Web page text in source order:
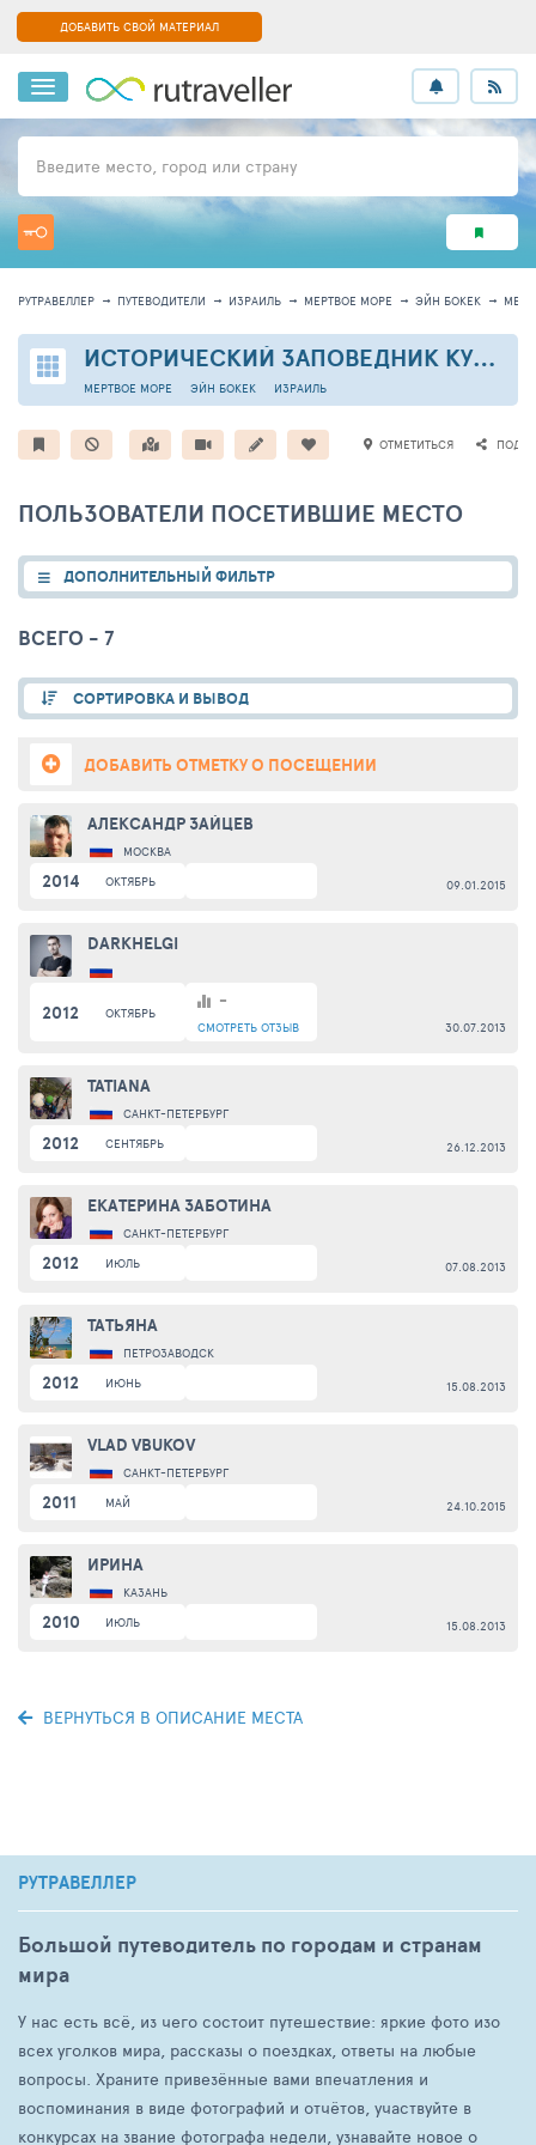
ДОБАВИТЬ СВОЙ МАТЕРИАЛ
Введите место, город или страну
РУТРАВЕЛЛЕР ПУТЕВОДИТЕЛИ ИЗРАИЛЬ МЕРТВОЕ МОРЕ ЭЙН БОКЕК
ИСТОРИЧЕСКИЙ ЗАПОВЕДНИК КУМРАН
ИЗРАИЛЬ
МЕРТВОЕ МОРЕ ЭЙН БОКЕК
ОТМЕТИТЬСЯ
ПОЛЬЗОВАТЕЛИ ПОСЕТИВШИЕ МЕСТО
ДОПОЛНИТЕЛЬНЫЙ ФИЛЬТР
ВСЕГО - 7
СОРТИРОВКА И ВЫВОД
ДОБАВИТЬ ОТМЕТКУ О ПОСЕЩЕНИИ
АЛЕКСАНДР ЗАЙЦЕВ
МОСКВА
2014 ОКТЯБРЬ 09.01.2015
DARKHELGI
2012 ОКТЯБРЬ -
СМОТРЕТЬ ОТЗЫВ 30.07.2013
TATIANA
САНКТ-ПЕТЕРБУРГ
2012 СЕНТЯБРЬ 26.12.2013
ЕКАТЕРИНА ЗАБОТИНА
САНКТ-ПЕТЕРБУРГ
2012 ИЮЛЬ 07.08.2013
ТАТЬЯНА
ПЕТРОЗАВОДСК
2012 ИЮНЬ 15.08.2013
VLAD VBUKOV
САНКТ-ПЕТЕРБУРГ
2011 МАЙ 24.10.2015
ИРИНА
КАЗАНЬ
2010 ИЮЛЬ 15.08.2013
ВЕРНУТЬСЯ В ОПИСАНИЕ МЕСТА
РУТРАВЕЛЛЕР
Большой путеводитель по городам и странам
мира
У нас есть всё, из чего состоит путешествие: яркие фото изо
всех уголков мира, рассказы о поездках, ответы на любые
вопросы. Храните привезённые вами впечатления и
воспоминания в виде фотографий и отчётов, участвуйте в
конкурсах на звание фотографа недели, узнавайте новое о